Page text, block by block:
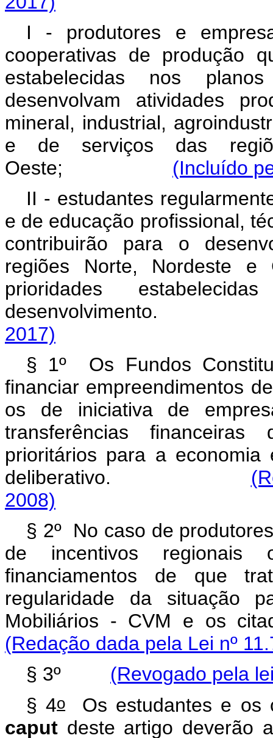
I - produtores e
cooperativas de produção
estabelecidas nos
desenvolvam atividades
mineral, industrial,
e de serviços das
Oeste; (Incluído
II - estudantes
e de educação profissional,
contribuirão para o
regiões Norte, Nordeste e
prioridades
2017)
§ 1º Os Fundos
financiar empreendimentos
os de iniciativa de
transferências
prioritários para a
deliberativo.
2008)
§ 2º No caso de
de incentivos
financiamentos de que
regularidade da situação
Mobiliários - CVM e os
(Redação dada pela Lei nº
§ 3º (Revogado pela
§ 4oOs estudantes e os
caput deste artigo deverão